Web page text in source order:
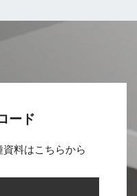
ード
料はこちらから